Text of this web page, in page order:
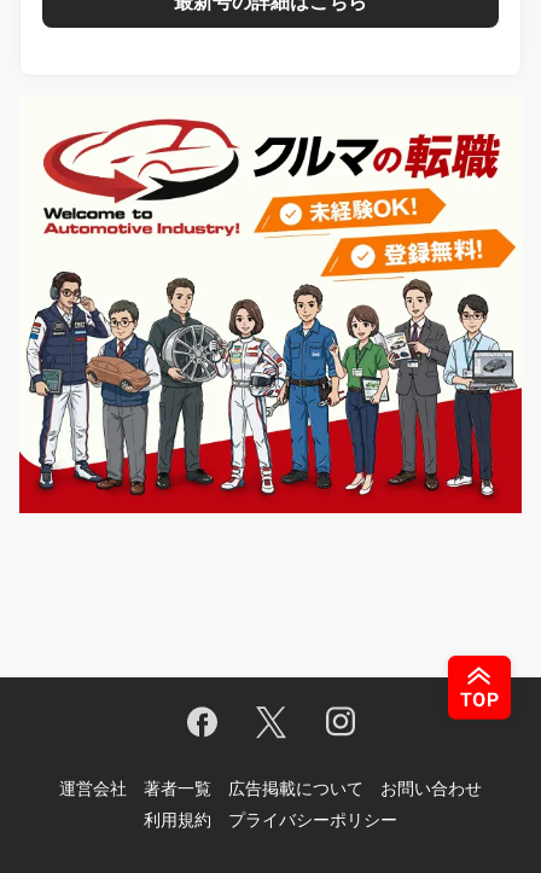
運営会社 著者一覧 広告掲載について
お問い合わせ
利用規約
プライバシーポリシー